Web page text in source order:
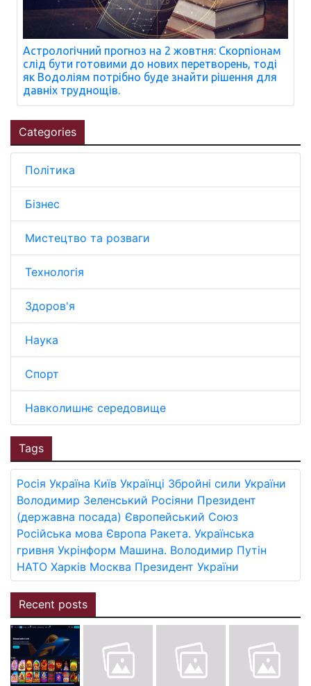
Астрологічний прогноз на 2 жовтня: Скорпіонам
слід бути готовими до нових перетворень, тоді
як Водоліям потрібно буде знайти рішення для
давніх труднощів.
Categories
Політика
Бізнес
Мистецтво та розваги
Технологія
Здоров'я
Наука
Спорт
Навколишнє середовище
Tags
Росія Україна Київ Українці Збройні сили України
Володимир Зеленський Росіяни Президент
(державна посада) Європейський Союз
Російська мова Європа Ракета. Українська
гривня Укрінформ Машина. Володимир Путін
НАТО Харків Москва Президент України
Recent posts